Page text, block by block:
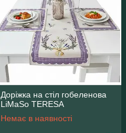
Доріжка на стіл гобеленова
LiMaSo TERESA
Немає в наявності